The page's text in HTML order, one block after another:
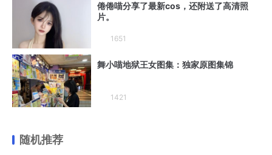
倦倦喵分享了最新cos，还附送了高清照
片。
1651
舞小喵地狱王女图集：独家原图集锦
1421
随机推荐